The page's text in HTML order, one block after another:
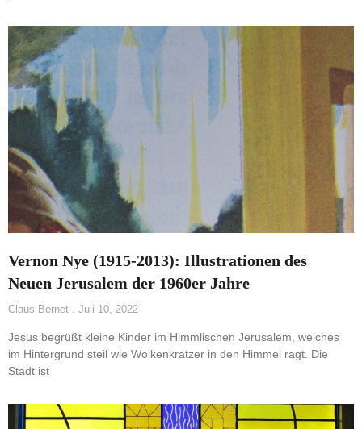
Vernon Nye (1915-2013): Illustrationen des
Neuen Jerusalem der 1960er Jahre
Claus Bernet Juli 10, 2022
Jesus begrüßt kleine Kinder im Himmlischen Jerusalem, welches
im Hintergrund steil wie Wolkenkratzer in den Himmel ragt. Die
Stadt ist